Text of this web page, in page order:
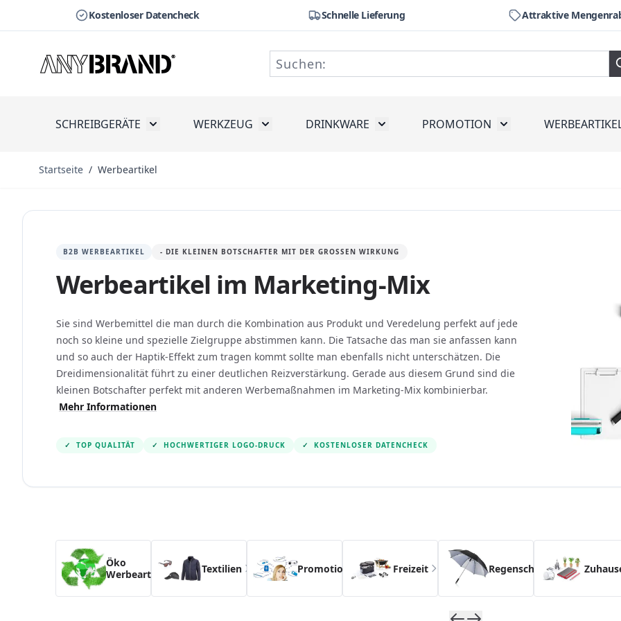
Kostenloser Datencheck Schnelle Lieferung Attraktive
SCHREIBGERÄTE Toggle submenu for Schreibgeräte
WERKZEUG Toggle submenu for Werkzeug
DRINKWARE Toggle submenu for Drinkware
PROMOTION Toggle submenu for
Startseite / Werbeartikel
B2B WERBEARTIKEL - DIE KLEINEN BOTSCHAFTER MIT DER GROSSEN WIRKUNG
Werbeartikel im Marketing-Mix
Sie sind Werbemittel die man durch die Kombination aus Produkt und Veredelung perfekt auf jede
noch so kleine und spezielle Zielgruppe abstimmen kann. Die Tatsache das man sie anfassen kann
und so auch der Haptik-Effekt zum tragen kommt sollte man ebenfalls nicht unterschätzen. Die
Dreidimensionalität führt zu einer deutlichen Reizverstärkung. Gerade aus diesem Grund sind die
kleinen Botschafter perfekt mit anderen Werbemaßnahmen im Marketing-Mix kombinierbar.
Mehr Informationen
✓ TOP QUALITÄT ✓ HOCHWERTIGER LOGO-DRUCK ✓ KOSTENLOSER DATENCHECK
Navigating through the elements of the carousel is possible using the tab key. You can skip the carousel
Press to skip the carousel
Öko
Werbeartikel
Textilien Promotion Freizeit Regenschirme